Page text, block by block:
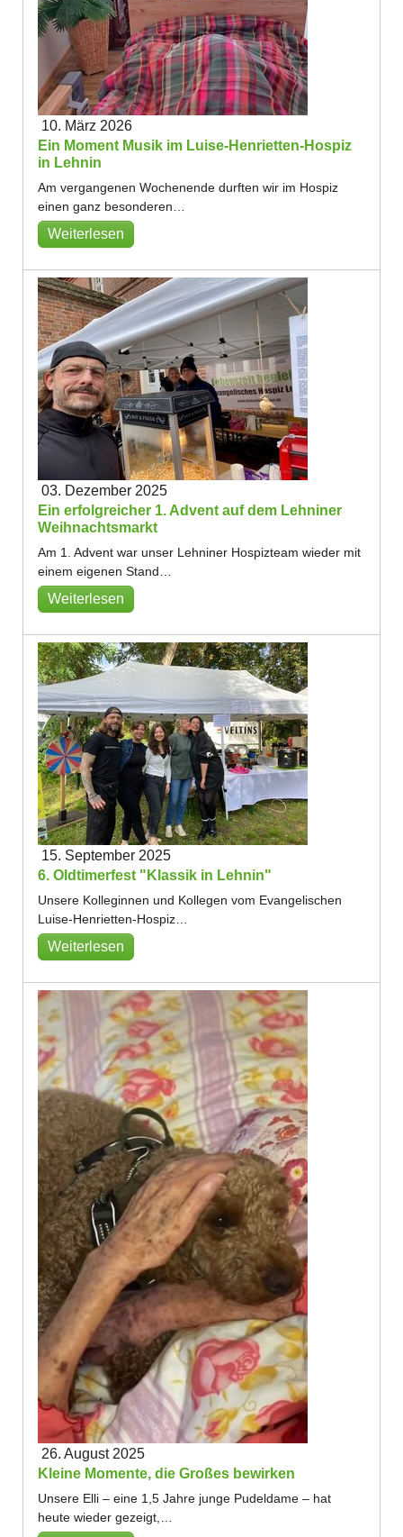
10. März 2026
Ein Moment Musik im Luise-Henrietten-Hospiz
in Lehnin
Am vergangenen Wochenende durften wir im Hospiz
einen ganz besonderen…
Weiterlesen
03. Dezember 2025
Ein erfolgreicher 1. Advent auf dem Lehniner
Weihnachtsmarkt
Am 1. Advent war unser Lehniner Hospizteam wieder mit
einem eigenen Stand…
Weiterlesen
15. September 2025
6. Oldtimerfest "Klassik in Lehnin"
Unsere Kolleginnen und Kollegen vom Evangelischen
Luise-Henrietten-Hospiz…
Weiterlesen
26. August 2025
Kleine Momente, die Großes bewirken
Unsere Elli – eine 1,5 Jahre junge Pudeldame – hat
heute wieder gezeigt,…